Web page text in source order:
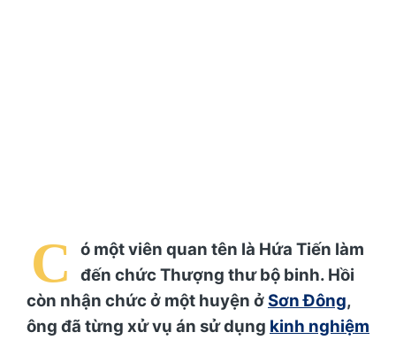
C
ó một viên quan tên là Hứa Tiến làm
đến chức Thượng thư bộ binh. Hồi
còn nhận chức ở một huyện ởSơn Đông,
ông đã từng xử vụ án sử dụng kinh nghiệm